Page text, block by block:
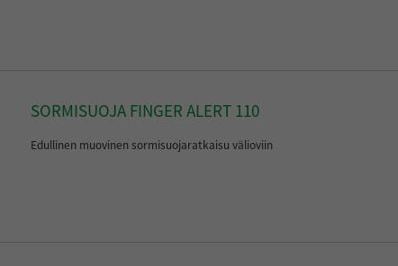
SORMISUOJA FINGER ALERT 110
Edullinen muovinen sormisuojaratkaisu välioviin